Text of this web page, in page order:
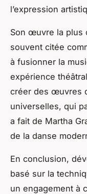
l’expression
Son œuvre la plus
souvent citée
à fusionner la
expérience
créer des œuvres
universelles, qui
a fait de Martha
de la danse
En conclusion,
basé sur la
un engagement à